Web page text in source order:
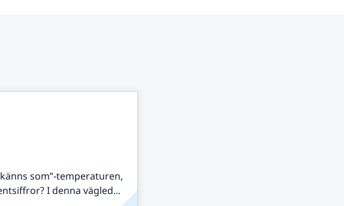
som”-temperaturen,
I denna vägled...